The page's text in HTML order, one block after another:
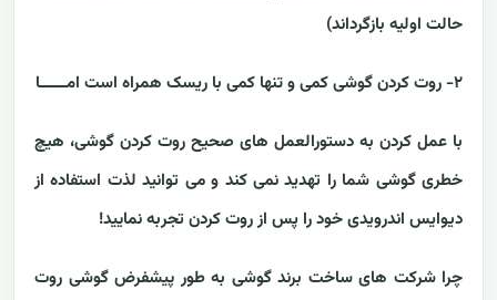
حالت اولیه بازگرداند)
۲- روت کردن گوشی کمی و تنها کمی با ریسک همراه است امــــــا
با عمل کردن به دستورالعمل های صحیح روت کردن گوشی، هیچ
خطری گوشی شما را تهدید نمی کند و می توانید لذت استفاده از
دیوایس اندرویدی خود را پس از روت کردن تجربه نمایید!
چرا شرکت های ساخت برند گوشی به طور پیشفرض گوشی روت